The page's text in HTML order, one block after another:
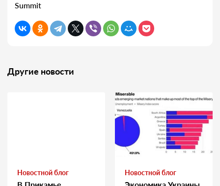
Summit
Другие новости
Новостной блог Новостной блог